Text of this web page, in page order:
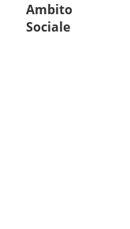
Ambito
Sociale